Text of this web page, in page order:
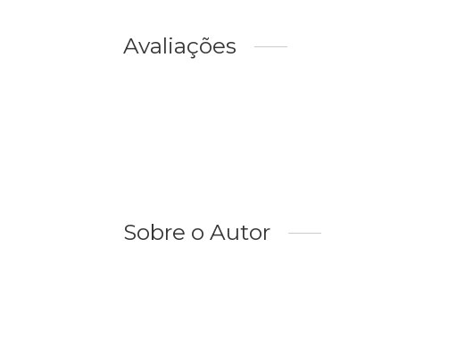
Avaliações
Sobre o Autor